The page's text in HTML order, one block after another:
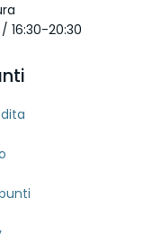
16:30-20:30